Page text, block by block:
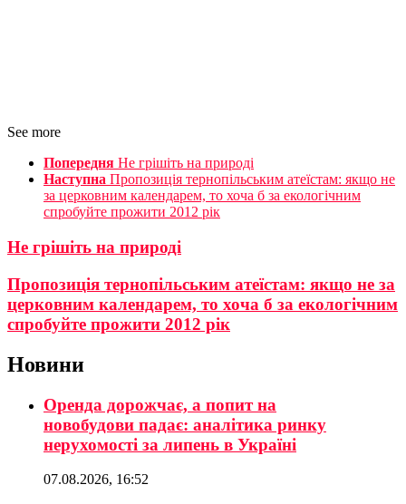
See more
Попередня Не грішіть на природі
Наступна Пропозиція тернопільським атеїстам: якщо не
за церковним календарем, то хоча б за екологічним
спробуйте прожити 2012 рік
Не грішіть на природі
Пропозиція тернопільським атеїстам: якщо не за
церковним календарем, то хоча б за екологічним
спробуйте прожити 2012 рік
Новини
Оренда дорожчає, а попит на
новобудови падає: аналітика ринку
нерухомості за липень в Україні
07.08.2026, 16:52